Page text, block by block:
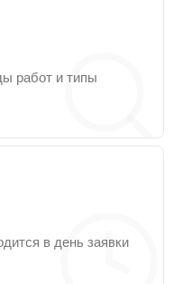
работ и типы
в день заявки